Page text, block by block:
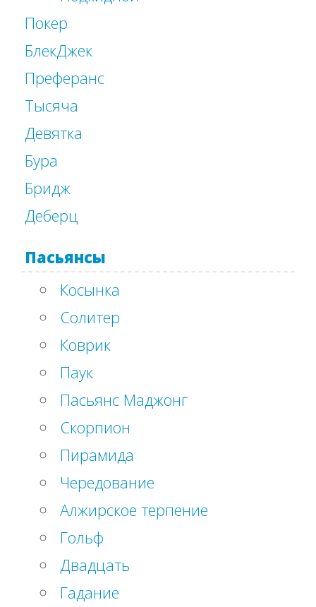
Покер
БлекДжек
Преферанс
Тысяча
Девятка
Бура
Бридж
Деберц
Пасьянсы
Косынка
Солитер
Коврик
Паук
Пасьянс Маджонг
Скорпион
Пирамида
Чередование
Алжирское терпение
Гольф
Двадцать
Гадание